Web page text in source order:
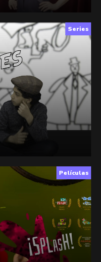
Series
Películas